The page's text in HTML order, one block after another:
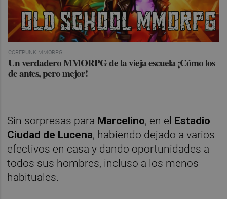
COREPUNK MMORPG
Un verdadero MMORPG de la vieja escuela ¡Cómo los
de antes, pero mejor!
Sin sorpresas para Marcelino, en el Estadio
Ciudad de Lucena, habiendo dejado a varios
efectivos en casa y dando oportunidades a
todos sus hombres, incluso a los menos
habituales.